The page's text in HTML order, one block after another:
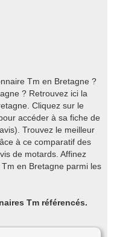
Tm en Bretagne ?
? Retrouvez ici la
Cliquez sur le
accéder à sa fiche de
Trouvez le meilleur
à ce comparatif des
de motards. Affinez
en Bretagne parmi les
Tm référencés.